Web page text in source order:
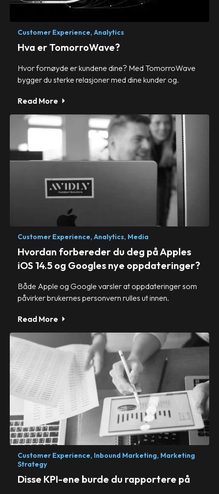
Customer Experience, Analytics
Hva er TomorroWave?
Hvor fornøyde er kundene dine? Med TomorroWave
bygger du sterke relasjoner med dine kunder og.
Read More
Customer Experience, Analytics, Media
Hvordan forbereder du deg på Apples
iOS 14.5 og Googles nye oppdateringer?
Både Apple og Google varsler at oppdateringer som
påvirker brukernes personvern rulles ut innen.
Read More
Customer Experience, Inbound Marketing, Marketing
Strategy
Disse KPI-ene burde du rapportere på